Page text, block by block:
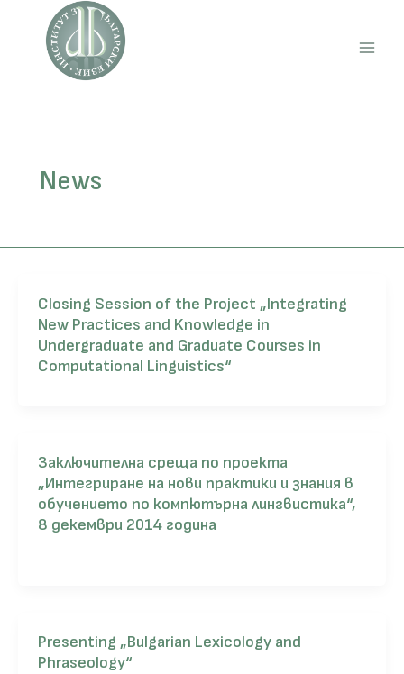
content
News
Closing Session of the Project „Integrating
New Practices and Knowledge in
Undergraduate and Graduate Courses in
Computational Linguistics“
Заключителна среща по проекта
„Интегриране на нови практики и знания в
обучението по компютърна лингвистика“,
8 декември 2014 година
Presenting „Bulgarian Lexicology and
Phraseology“